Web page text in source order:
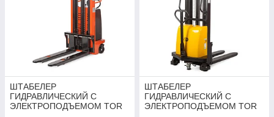
ШТАБЕЛЕР
ГИДРАВЛИЧЕСКИЙ С
ЭЛЕКТРОПОДЪЕМОМ TOR
ШТАБЕЛЕР
ГИДРАВЛИЧЕСКИЙ С
ЭЛЕКТРОПОДЪЕМОМ TOR